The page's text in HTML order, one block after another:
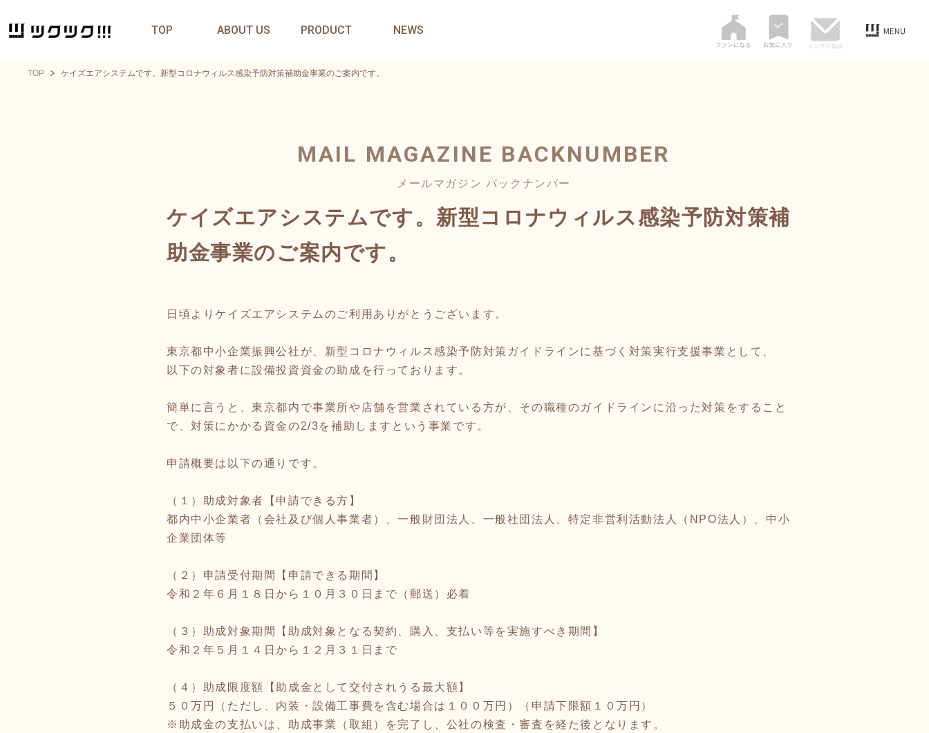
TOP ABOUT US PRODUCT NEWS
TOP ケイズエアシステムです。新型コロナウィルス感染予防対策補助金事業のご案内です。
MAIL MAGAZINE BACKNUMBER
メールマガジン バックナンバー
ケイズエアシステムです。新型コロナウィルス感染予防対策補
助金事業のご案内です。
日頃よりケイズエアシステムのご利用ありがとうございます。
東京都中小企業振興公社が、新型コロナウィルス感染予防対策ガイドラインに基づく対策実行支援事業として、
以下の対象者に設備投資資金の助成を行っております。
簡単に言うと、東京都内で事業所や店舗を営業されている方が、その職種のガイドラインに沿った対策をすること
で、対策にかかる資金の2/3を補助しますという事業です。
申請概要は以下の通りです。
（１）助成対象者【申請できる方】
都内中小企業者（会社及び個人事業者）、一般財団法人、一般社団法人、特定非営利活動法人（NPO法人）、中小
企業団体等
（２）申請受付期間【申請できる期間】
令和２年６月１８日から１０月３０日まで（郵送）必着
（３）助成対象期間【助成対象となる契約、購入、支払い等を実施すべき期間】
令和２年５月１４日から１２月３１日まで
（４）助成限度額【助成金として交付されうる最大額】
５０万円（ただし、内装・設備工事費を含む場合は１００万円）（申請下限額１０万円）
※助成金の支払いは、助成事業（取組）を完了し、公社の検査・審査を経た後となります。